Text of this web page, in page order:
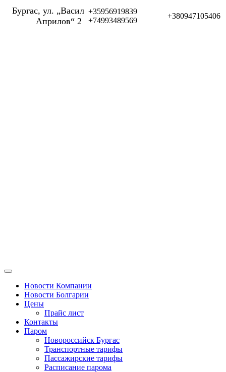
Бургас, ул. „Васил
Априлов“ 2
+35956919839
+74993489569
+380947105406
Новости Компании
Новости Болгарии
Цены
Прайс лист
Контакты
Паром
Новороссийск Бургас
Транспортные тарифы
Пассажирские тарифы
Расписание парома